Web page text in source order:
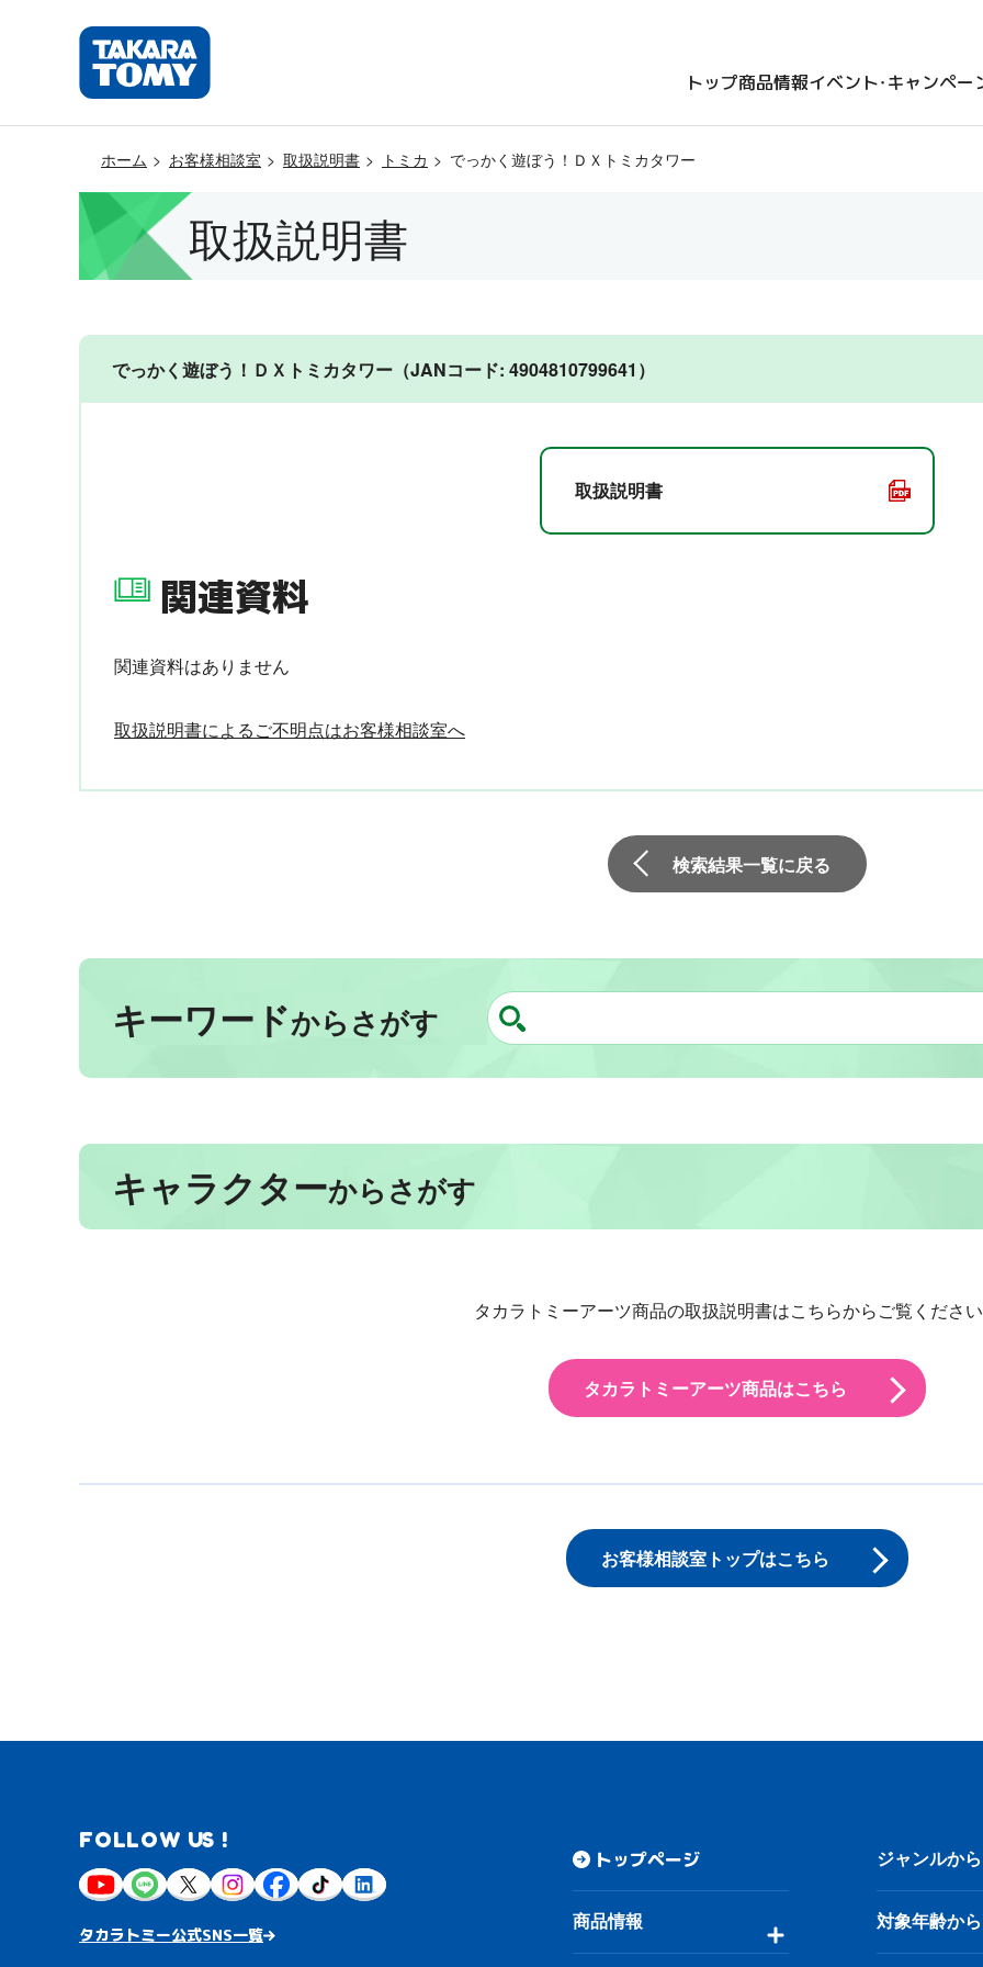
トップ商品情報イベント・キャンペー
ホーム お客様相談室 取扱説明書 トミカ でっかく遊ぼう！ＤＸトミカタワー
取扱説明書
でっかく遊ぼう！ＤＸトミカタワー（JANコード: 4904810799641）
取扱説明書
関連資料
関連資料はありません
取扱説明書によるご不明点はお客様相談室へ
検索結果一覧に戻る
キーワードからさがす
キャラクターからさがす
タカラトミーアーツ商品の取扱説明書はこちらからご覧くださ
タカラトミーアーツ商品はこちら
お客様相談室トップはこちら
FOLLOW US !
タカラトミー公式SNS一覧
トップページ
商品情報
ジャンルか
対象年齢か